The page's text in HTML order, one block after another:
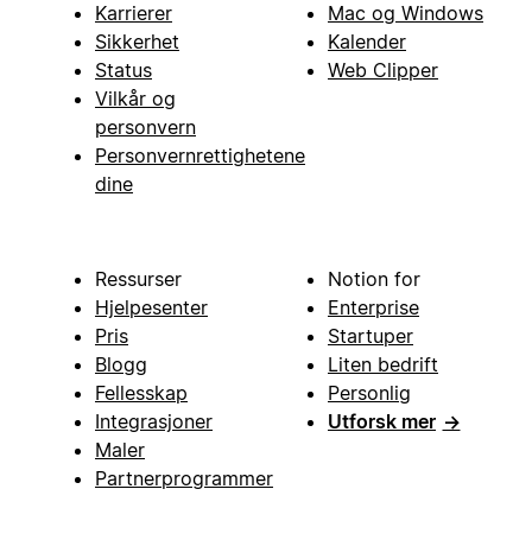
Karrierer
Sikkerhet
Status
Vilkår og
personvern
Personvernrettighetene
dine
Mac og Windows
Kalender
Web Clipper
Ressurser
Hjelpesenter
Pris
Blogg
Fellesskap
Integrasjoner
Maler
Partnerprogrammer
Notion for
Enterprise
Startuper
Liten bedrift
Personlig
Utforsk mer →